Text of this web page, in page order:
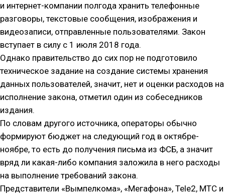
и интернет-компании полгода хранить телефонные
разговоры, текстовые сообщения, изображения и
видеозаписи, отправленные пользователями. Закон
вступает в силу с 1 июля 2018 года.
Однако правительство до сих пор не подготовило
техническое задание на создание системы хранения
данных пользователей, значит, нет и оценки расходов на
исполнение закона, отметил один из собеседников
издания.
По словам другого источника, операторы обычно
формируют бюджет на следующий год в октябре-
ноябре, то есть до получения письма из ФСБ, а значит
вряд ли какая-либо компания заложила в него расходы
на выполнение требований закона.
Представители «Вымпелкома», «Мегафона», Tele2, МТС и